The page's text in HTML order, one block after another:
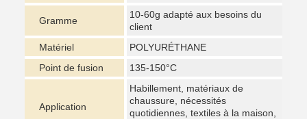
Gramme
10-60g adapté aux besoins du
client
Matériel
POLYURÉTHANE
Point de fusion
135-150°C
Application
Habillement, matériaux de
chaussure, nécessités
quotidiennes, textiles à la maison,